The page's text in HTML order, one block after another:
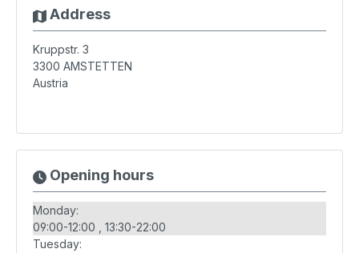
Address
Kruppstr. 3
3300 AMSTETTEN
Austria
Opening hours
Monday:
09:00-12:00
13:30-22:00
Tuesday: